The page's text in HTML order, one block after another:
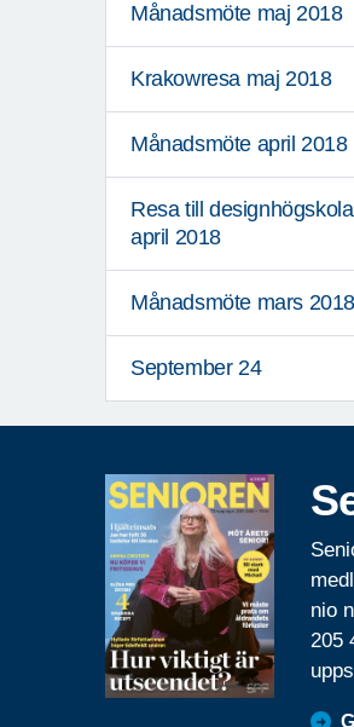
Månadsmöte maj 2018
Krakowresa maj 2018
Månadsmöte april 2018
Resa till
april 2018
Månadsmöte mars 2018
September 24
nio
205